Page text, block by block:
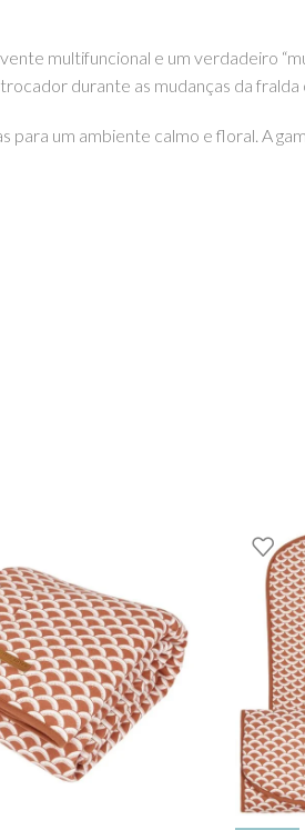
multifuncional e um verdadeiro
durante as mudanças da
um ambiente calmo e floral. A